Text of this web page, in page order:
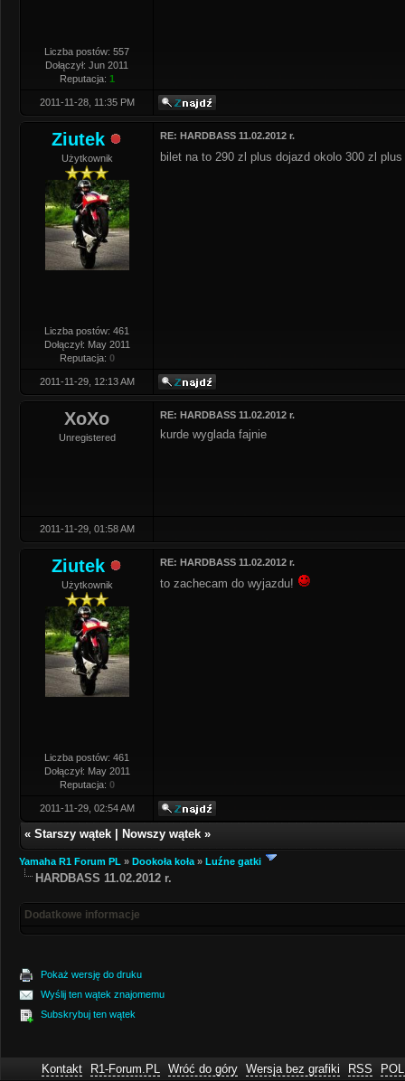
Liczba postów: 557
Dołączył: Jun 2011
Reputacja: 1
2011-11-28, 11:35 PM
Ziutek
Użytkownik
Liczba postów: 461
Dołączył: May 2011
Reputacja: 0
RE: HARDBASS 11.02.2012 r.
bilet na to 290 zl plus dojazd okolo 300 zl
2011-11-29, 12:13 AM
XoXo
Unregistered
RE: HARDBASS 11.02.2012 r.
kurde wyglada fajnie
2011-11-29, 01:58 AM
Ziutek
Użytkownik
Liczba postów: 461
Dołączył: May 2011
Reputacja: 0
RE: HARDBASS 11.02.2012 r.
to zachecam do wyjazdu!
2011-11-29, 02:54 AM
« Starszy wątek Nowszy wątek »
Yamaha R1 Forum PL » Dookoła koła » Luźne gatki
HARDBASS 11.02.2012 r.
Dodatkowe informacje
Pokaż wersję do druku
Wyślij ten wątek znajomemu
Subskrybuj ten wątek
Kontakt R1-Forum.PL Wróć do góry Wersja bez grafiki RSS